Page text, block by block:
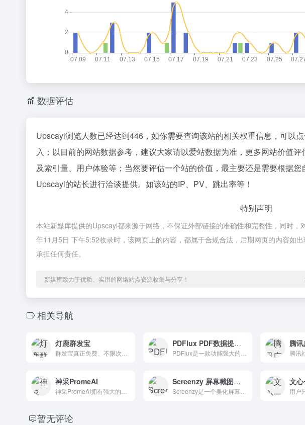
数据评估
Upscayl浏览人数已经达到446，如你需要查询该站的相关权重信息，可以
入；以目前的网站数据参考，建议大家请以爱站数据为准，更多网站价值
及索引量、用户体验等；当然要评估一个站的价值，最主要还是需要根据
Upscayl的站长进行洽谈提供。如该站的IP、PV、跳出率等！
特别声明
本站新媒库提供的Upscayl都来源于网络，不保证外部链接的准确性和完整性，同时
年11月5日 下午5:52收录时，该网页上的内容，都属于合规合法，后期网页的内容如
承担任何责任。
新媒库致力于优质、实用的网络站点资源收集与分享！
相关导航
灯鹿群发宝 PDFlux PDF数据提取神器 腾
神采PromeAI Screenzy 屏幕截图美化 文
暂无评论